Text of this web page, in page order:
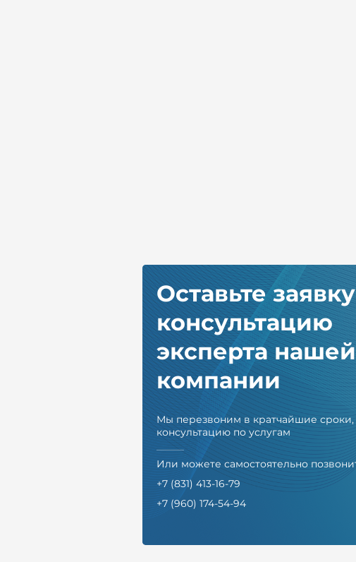
Оставьте
консультацию
эксперта нашей
компании
Мы перезвоним в кратчайшие
консультацию по услугам
Или можете самостоятельно
+7 (831) 413-16-79
+7 (960) 174-54-94